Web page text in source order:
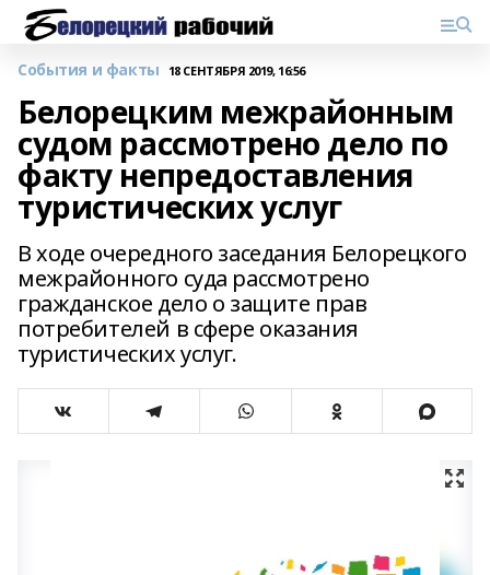
События и факты 18 СЕНТЯБРЯ 2019, 16:56
Белорецким межрайонным
судом рассмотрено дело по
факту непредоставления
туристических услуг
В ходе очередного заседания Белорецкого
межрайонного суда рассмотрено
гражданское дело о защите прав
потребителей в сфере оказания
туристических услуг.